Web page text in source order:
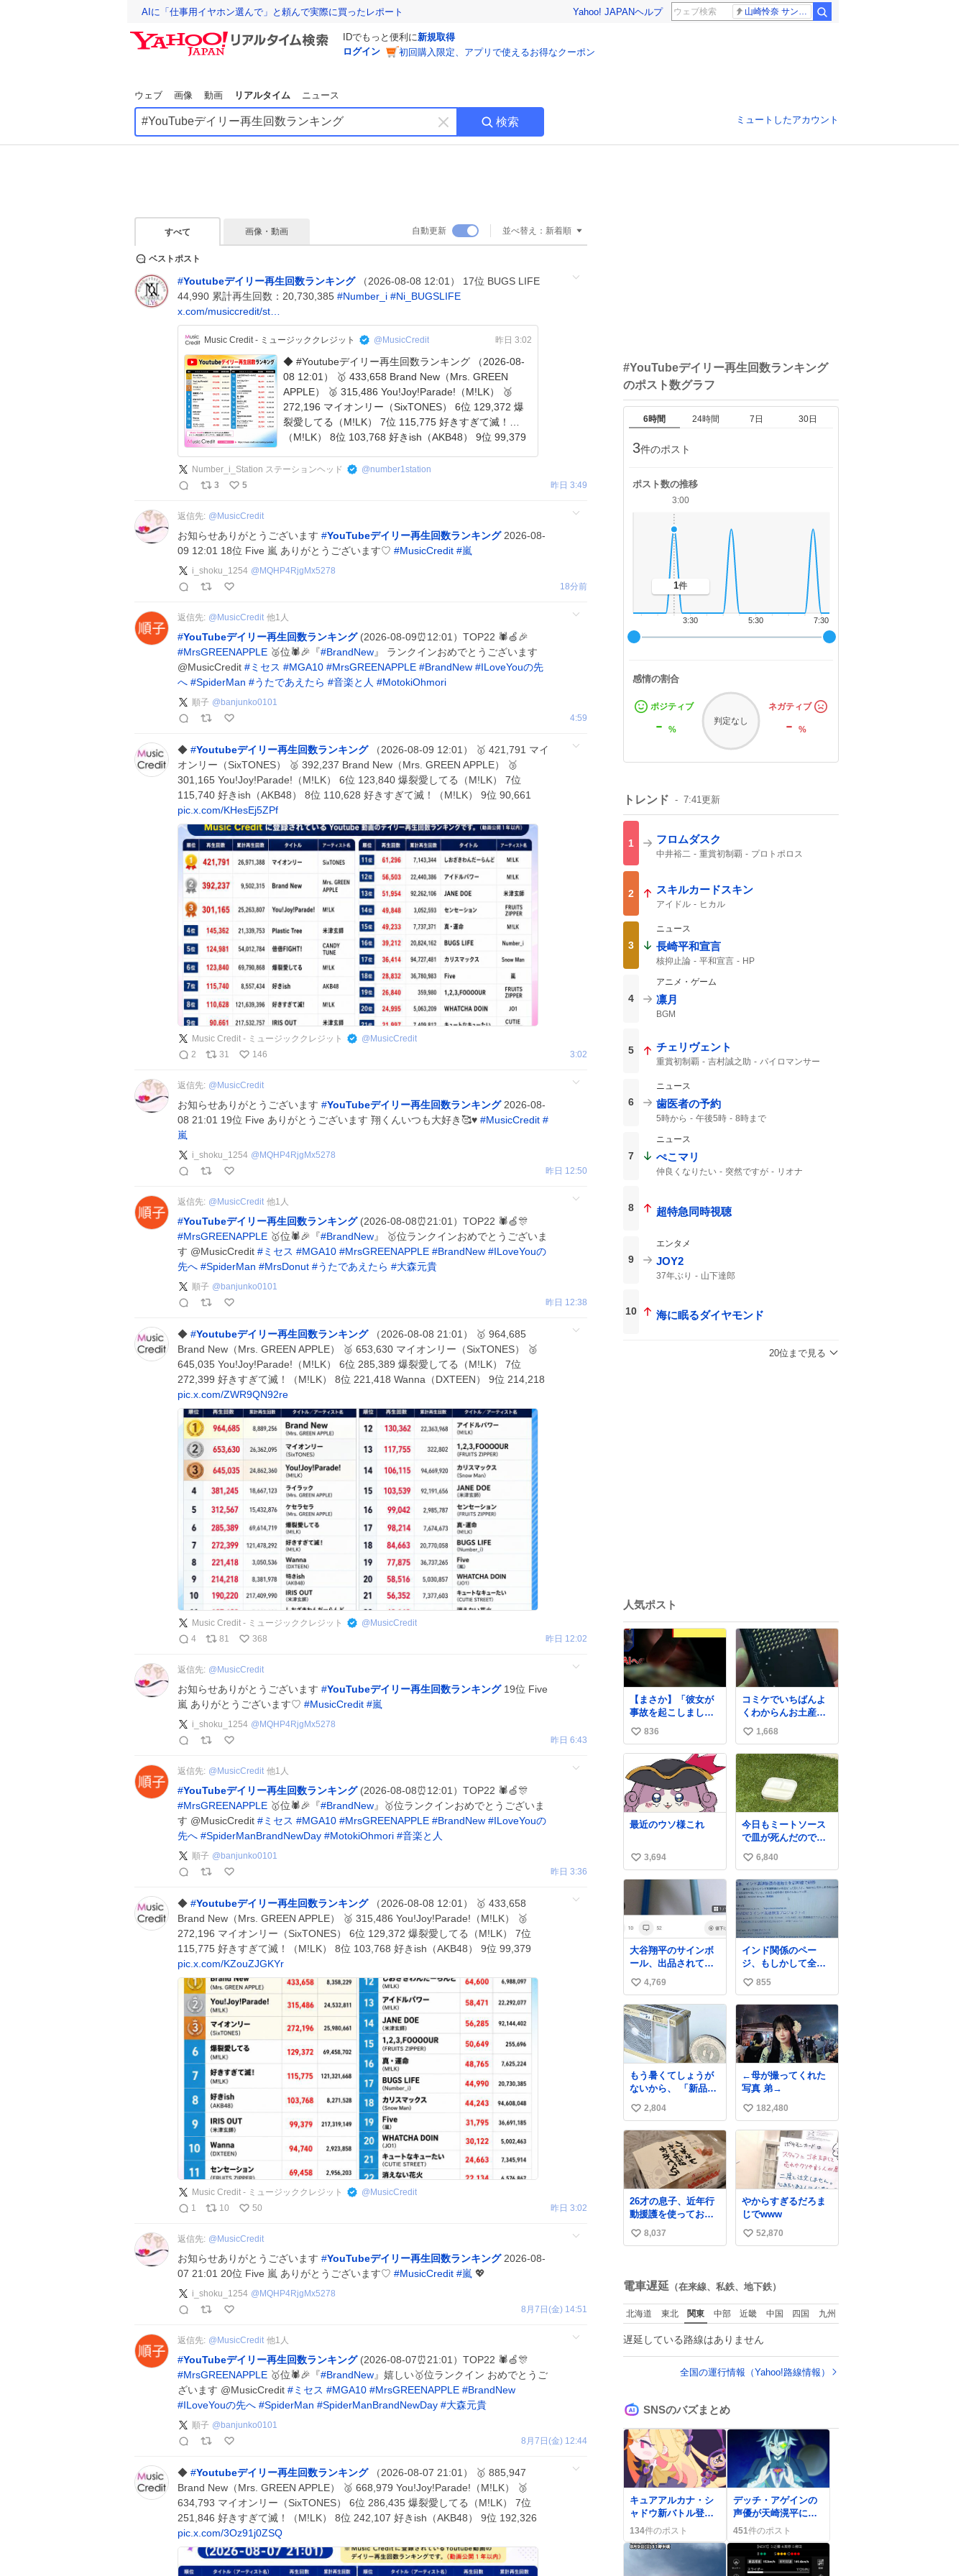
AIに「仕事用イヤホン選んで」と頼んで実際に買ったレポート Yahoo! JAPANヘルプ 山崎怜奈 サンジャポ
IDでもっと便利に新規取得
ログイン
初回購入限定、アプリで使えるお得なクーポン
ウェブ 画像 動画 リアルタイム ニュース
キ
ー
す
検索 ミュートしたアカウント
すべて 画像・動画 自動更新 並べ替え： 新着順
ベストポスト
#Youtubeデイリー再生回数ランキング（2026-08-08 12:01） 17位 BUGS LIFE
44,990 累計再生回数：20,730,385 #Number_i #Ni_BUGSLIFE
x.com/musiccredit/st…
Music Credit - ミュージッククレジット @MusicCredit 昨日 3:02
◆ #Youtubeデイリー再生回数ランキング （2026-08-
08 12:01） 🥇 433,658 Brand New（Mrs. GREEN
APPLE） 🥈 315,486 You!Joy!Parade!（M!LK） 🥉
272,196 マイオンリー（SixTONES） 6位 129,372 爆
裂愛してる（M!LK） 7位 115,775 好きすぎて滅！
（M!LK） 8位 103,768 好きish（AKB48） 9位 99,379
Number_i_Station ステーションヘッド @number1station
3
5 昨日 3:49
返信先: @ MusicCredit
お知らせありがとうございます #YouTubeデイリー再生回数ランキング2026-08-
09 12:01 18位 Five 嵐 ありがとうございます♡ #MusicCredit #嵐
i_shoku_1254 @ MQHP4RjgMx5278
18分前
返信先: @ MusicCredit 他1 人
#YouTubeデイリー再生回数ランキング(2026-08-09⏰12:01）TOP22 🕷️🍏🎉
#MrsGREENAPPLE 🥈位🕷️🎉『#BrandNew』 ランクインおめでとうございます
@MusicCredit #ミセス #MGA10 #MrsGREENAPPLE #BrandNew #ILoveYouの先
へ #SpiderMan #うたであえたら #音楽と人 #MotokiOhmori
順子 @ banjunko0101
4:59
◆ #Youtubeデイリー再生回数ランキング（2026-08-09 12:01） 🥇 421,791 マイ
オンリー（SixTONES） 🥈 392,237 Brand New（Mrs. GREEN APPLE） 🥉
301,165 You!Joy!Parade!（M!LK） 6位 123,840 爆裂愛してる（M!LK） 7位
115,740 好きish（AKB48） 8位 110,628 好きすぎて滅！（M!LK） 9位 90,661
pic.x.com/KHesEj5ZPf
Music Credit - ミュージッククレジット @ MusicCredit
2
31 146 3:02
返信先: @ MusicCredit
お知らせありがとうございます #YouTubeデイリー再生回数ランキング2026-08-
08 21:01 19位 Five ありがとうございます 翔くんいつも大好き🥰♥️ #MusicCredit #
嵐
i_shoku_1254 @ MQHP4RjgMx5278
昨日 12:50
返信先: @ MusicCredit 他1 人
#YouTubeデイリー再生回数ランキング(2026-08-08⏰21:01）TOP22 🕷️🍏🎊
#MrsGREENAPPLE 🥇位🕷️🎉『#BrandNew』 🥇位ランクインおめでとうございま
す @MusicCredit #ミセス #MGA10 #MrsGREENAPPLE #BrandNew #ILoveYouの
先へ #SpiderMan #MrsDonut #うたであえたら #大森元貴
順子 @ banjunko0101
昨日 12:38
◆ #Youtubeデイリー再生回数ランキング（2026-08-08 21:01） 🥇 964,685
Brand New（Mrs. GREEN APPLE） 🥈 653,630 マイオンリー（SixTONES） 🥉
645,035 You!Joy!Parade!（M!LK） 6位 285,389 爆裂愛してる（M!LK） 7位
272,399 好きすぎて滅！（M!LK） 8位 221,418 Wanna（DXTEEN） 9位 214,218
pic.x.com/ZWR9QN92re
Music Credit - ミュージッククレジット @ MusicCredit
4
81 368 昨日 12:02
返信先: @ MusicCredit
お知らせありがとうございます #YouTubeデイリー再生回数ランキング19位 Five
嵐 ありがとうございます♡ #MusicCredit #嵐
i_shoku_1254 @ MQHP4RjgMx5278
昨日 6:43
返信先: @ MusicCredit 他1 人
#YouTubeデイリー再生回数ランキング(2026-08-08⏰12:01）TOP22 🕷️🍏🎊
#MrsGREENAPPLE 🥇位🕷️🎉『#BrandNew』🥇位ランクインおめでとうございま
す @MusicCredit #ミセス #MGA10 #MrsGREENAPPLE #BrandNew #ILoveYouの
先へ #SpiderManBrandNewDay #MotokiOhmori #音楽と人
順子 @ banjunko0101
昨日 3:36
◆ #Youtubeデイリー再生回数ランキング（2026-08-08 12:01） 🥇 433,658
Brand New（Mrs. GREEN APPLE） 🥈 315,486 You!Joy!Parade!（M!LK） 🥉
272,196 マイオンリー（SixTONES） 6位 129,372 爆裂愛してる（M!LK） 7位
115,775 好きすぎて滅！（M!LK） 8位 103,768 好きish（AKB48） 9位 99,379
pic.x.com/KZouZJGKYr
Music Credit - ミュージッククレジット @ MusicCredit
1
10 50 昨日 3:02
返信先: @ MusicCredit
お知らせありがとうございます #YouTubeデイリー再生回数ランキング2026-08-
07 21:01 20位 Five 嵐 ありがとうございます♡ #MusicCredit #嵐 💖
i_shoku_1254 @ MQHP4RjgMx5278
8月7日(金) 14:51
返信先: @ MusicCredit 他1 人
#YouTubeデイリー再生回数ランキング(2026-08-07⏰21:01）TOP22 🕷️🍏🎊
#MrsGREENAPPLE 🥇位🕷️🎉『#BrandNew』嬉しい🥇位ランクイン おめでとうご
ざいます @MusicCredit #ミセス #MGA10 #MrsGREENAPPLE #BrandNew
#ILoveYouの先へ #SpiderMan #SpiderManBrandNewDay #大森元貴
順子 @ banjunko0101
8月7日(金) 12:44
◆ #Youtubeデイリー再生回数ランキング（2026-08-07 21:01） 🥇 885,947
Brand New（Mrs. GREEN APPLE） 🥈 668,979 You!Joy!Parade!（M!LK） 🥉
634,793 マイオンリー（SixTONES） 6位 286,435 爆裂愛してる（M!LK） 7位
251,846 好きすぎて滅！（M!LK） 8位 242,107 好きish（AKB48） 9位 192,326
pic.x.com/3Oz91j0ZSQ
#YouTubeデイリー再生回数ランキング
のポスト数グラフ
6時間 24時間 7日 30日
3件のポスト
ポスト数の推移
7:30
5:30
3:30
3:00
1件
感情の割合
ポジティブ
- %
判定なし
ネガティブ
-%
トレンド 7:41更新
1 フロムダスク
中井裕二 重賞初制覇
プロトポロス
16万
2 スキルカードスキン
アイドル ヒカル
3
ニュース
長崎平和宣言
核抑止論 平和宣言 HP
4
アニメ・ゲーム
凛月
BGM
5 チェリヴェント
重賞初制覇 吉村誠之助
パイロマンサー
誠之助
マクリール
テンカムテキ
タガノアバンドーネ
海外帰り
レパードステークス2026
6
ニュース
歯医者の予約
5時から 午後5時 8時まで
7
ニュース
ぺこマリ
仲良くなりたい 突然ですが リオナ
8 超特急同時視聴
9
エンタメ
JOY2
37年ぶり 山下達郎
10 海に眠るダイヤモンド
20位まで見る
人気ポスト
【まさか】「彼女が
事故を起こしまし
た」 ひき逃げで逃走
した男、AIの相談履
歴で“ウソ発覚” 警察
が男のスマホを押収
して解析すると、出
頭する前に事故の詳
しい状況やどう対応
すればいいかをAIに
相談していたことが
AIの回答は「正直に
警察に話すように」
だった。
い
い
ね
数
836
コミケでいちばんよ
くわからんお土産に
なりたい！！！！
#C108
い
い
ね
数
1,668
最近のウソ様これ
い
い
3,694
今日もミートソース
で皿が死んだので、
天日干しをしていま
す🍝 ありがとう先人
の知恵
い
い
ね
数
6,840
大谷翔平のサインボ
ール、出品されてし
まう…
い
い
ね
数
4,769
インド関係のペー
ジ、もしかして全部
消されてる?
い
い
ね
数
855
もう暑くてしょうが
ないから、 「新品の
クーラーの室外機の
ミニチュア」 でも見
ていってよ
い
い
ね
数
2,804
←母が撮ってくれた
写真 弟→
い
い
182,480
26才の息子、近年行
動援護を使ってお出
かけをよくする 親と
の外出はもう嫌らし
は夜のショッピング
モールに行った 先に
寝といてよ❗ と何度も
何度も言い残して。
ああ、これ買いに行
ってくれたんだ…😭
い
数
8,037
やからすぎるだろま
じでwww
い
数
52,870
電車遅延 （在来線、私鉄、地下鉄）
北海道 東北 関東 中部 近畿 中国 四国 九州
遅延している路線はありません
全国の運行情報（Yahoo!路線情報）
SNSのバズまとめ
キュアアルカナ・シ
ャドウ新バトル登
場、エクレールとの
134件のポスト
デッチ・アゲインの
声優が天崎滉平に決
定 映画版ゲスト豪
が沸騰
451件のポスト